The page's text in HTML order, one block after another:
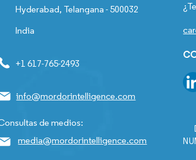
Hyderabad, Telangana - 500032
India
+1 617-765-2493
info@mordorintelligence.com
de medios:
media@mordorintelligence.com